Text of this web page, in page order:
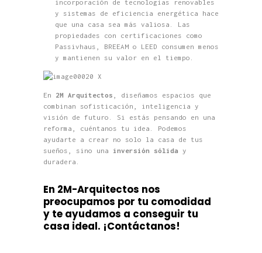
incorporación de tecnologías renovables
y sistemas de eficiencia energética hace
que una casa sea más valiosa. Las
propiedades con certificaciones como
Passivhaus, BREEAM o LEED consumen menos
y mantienen su valor en el tiempo.
En 2M Arquitectos , diseñamos espacios que
combinan sofisticación, inteligencia y
visión de futuro. Si estás pensando en una
reforma, cuéntanos tu idea. Podemos
ayudarte a crear no solo la casa de tus
sueños, sino una inversión sólida y
duradera.
En 2M-Arquitectos nos
preocupamos por tu comodidad
y te ayudamos a conseguir tu
casa ideal. ¡Contáctanos!